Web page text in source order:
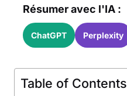
Résumer avec l'IA :
ChatGPT Perplexity
Table of Contents